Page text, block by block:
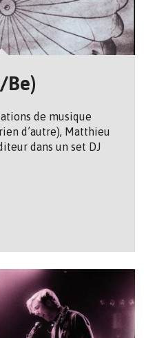
Be)
de musique
d’autre), Matthieu
dans un set DJ